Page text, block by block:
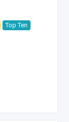
Top Ten